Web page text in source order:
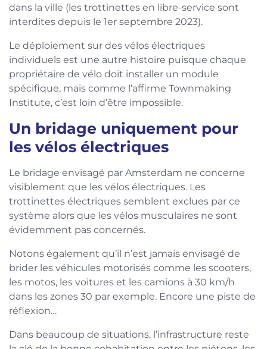
dans la ville (les trottinettes en libre-service sont
interdites depuis le 1er septembre 2023).
Le déploiement sur des vélos électriques
individuels est une autre histoire puisque chaque
propriétaire de vélo doit installer un module
spécifique, mais comme l’affirme Townmaking
Institute, c’est loin d’être impossible.
Un bridage uniquement pour
les vélos électriques
Le bridage envisagé par Amsterdam ne concerne
visiblement que les vélos électriques. Les
trottinettes électriques semblent exclues par ce
système alors que les vélos musculaires ne sont
évidemment pas concernés.
Notons également qu’il n’est jamais envisagé de
brider les véhicules motorisés comme les scooters,
les motos, les voitures et les camions à 30 km/h
dans les zones 30 par exemple. Encore une piste de
réflexion…
Dans beaucoup de situations, l’infrastructure reste